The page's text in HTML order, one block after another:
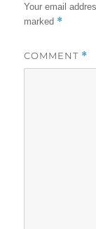
Your email
marked *
COMMENT *